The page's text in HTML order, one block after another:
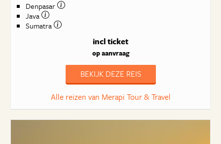
Denpasar
Java
Sumatra
incl ticket
op aanvraag
BEKIJK DEZE REIS
Alle reizen van Merapi Tour & Travel